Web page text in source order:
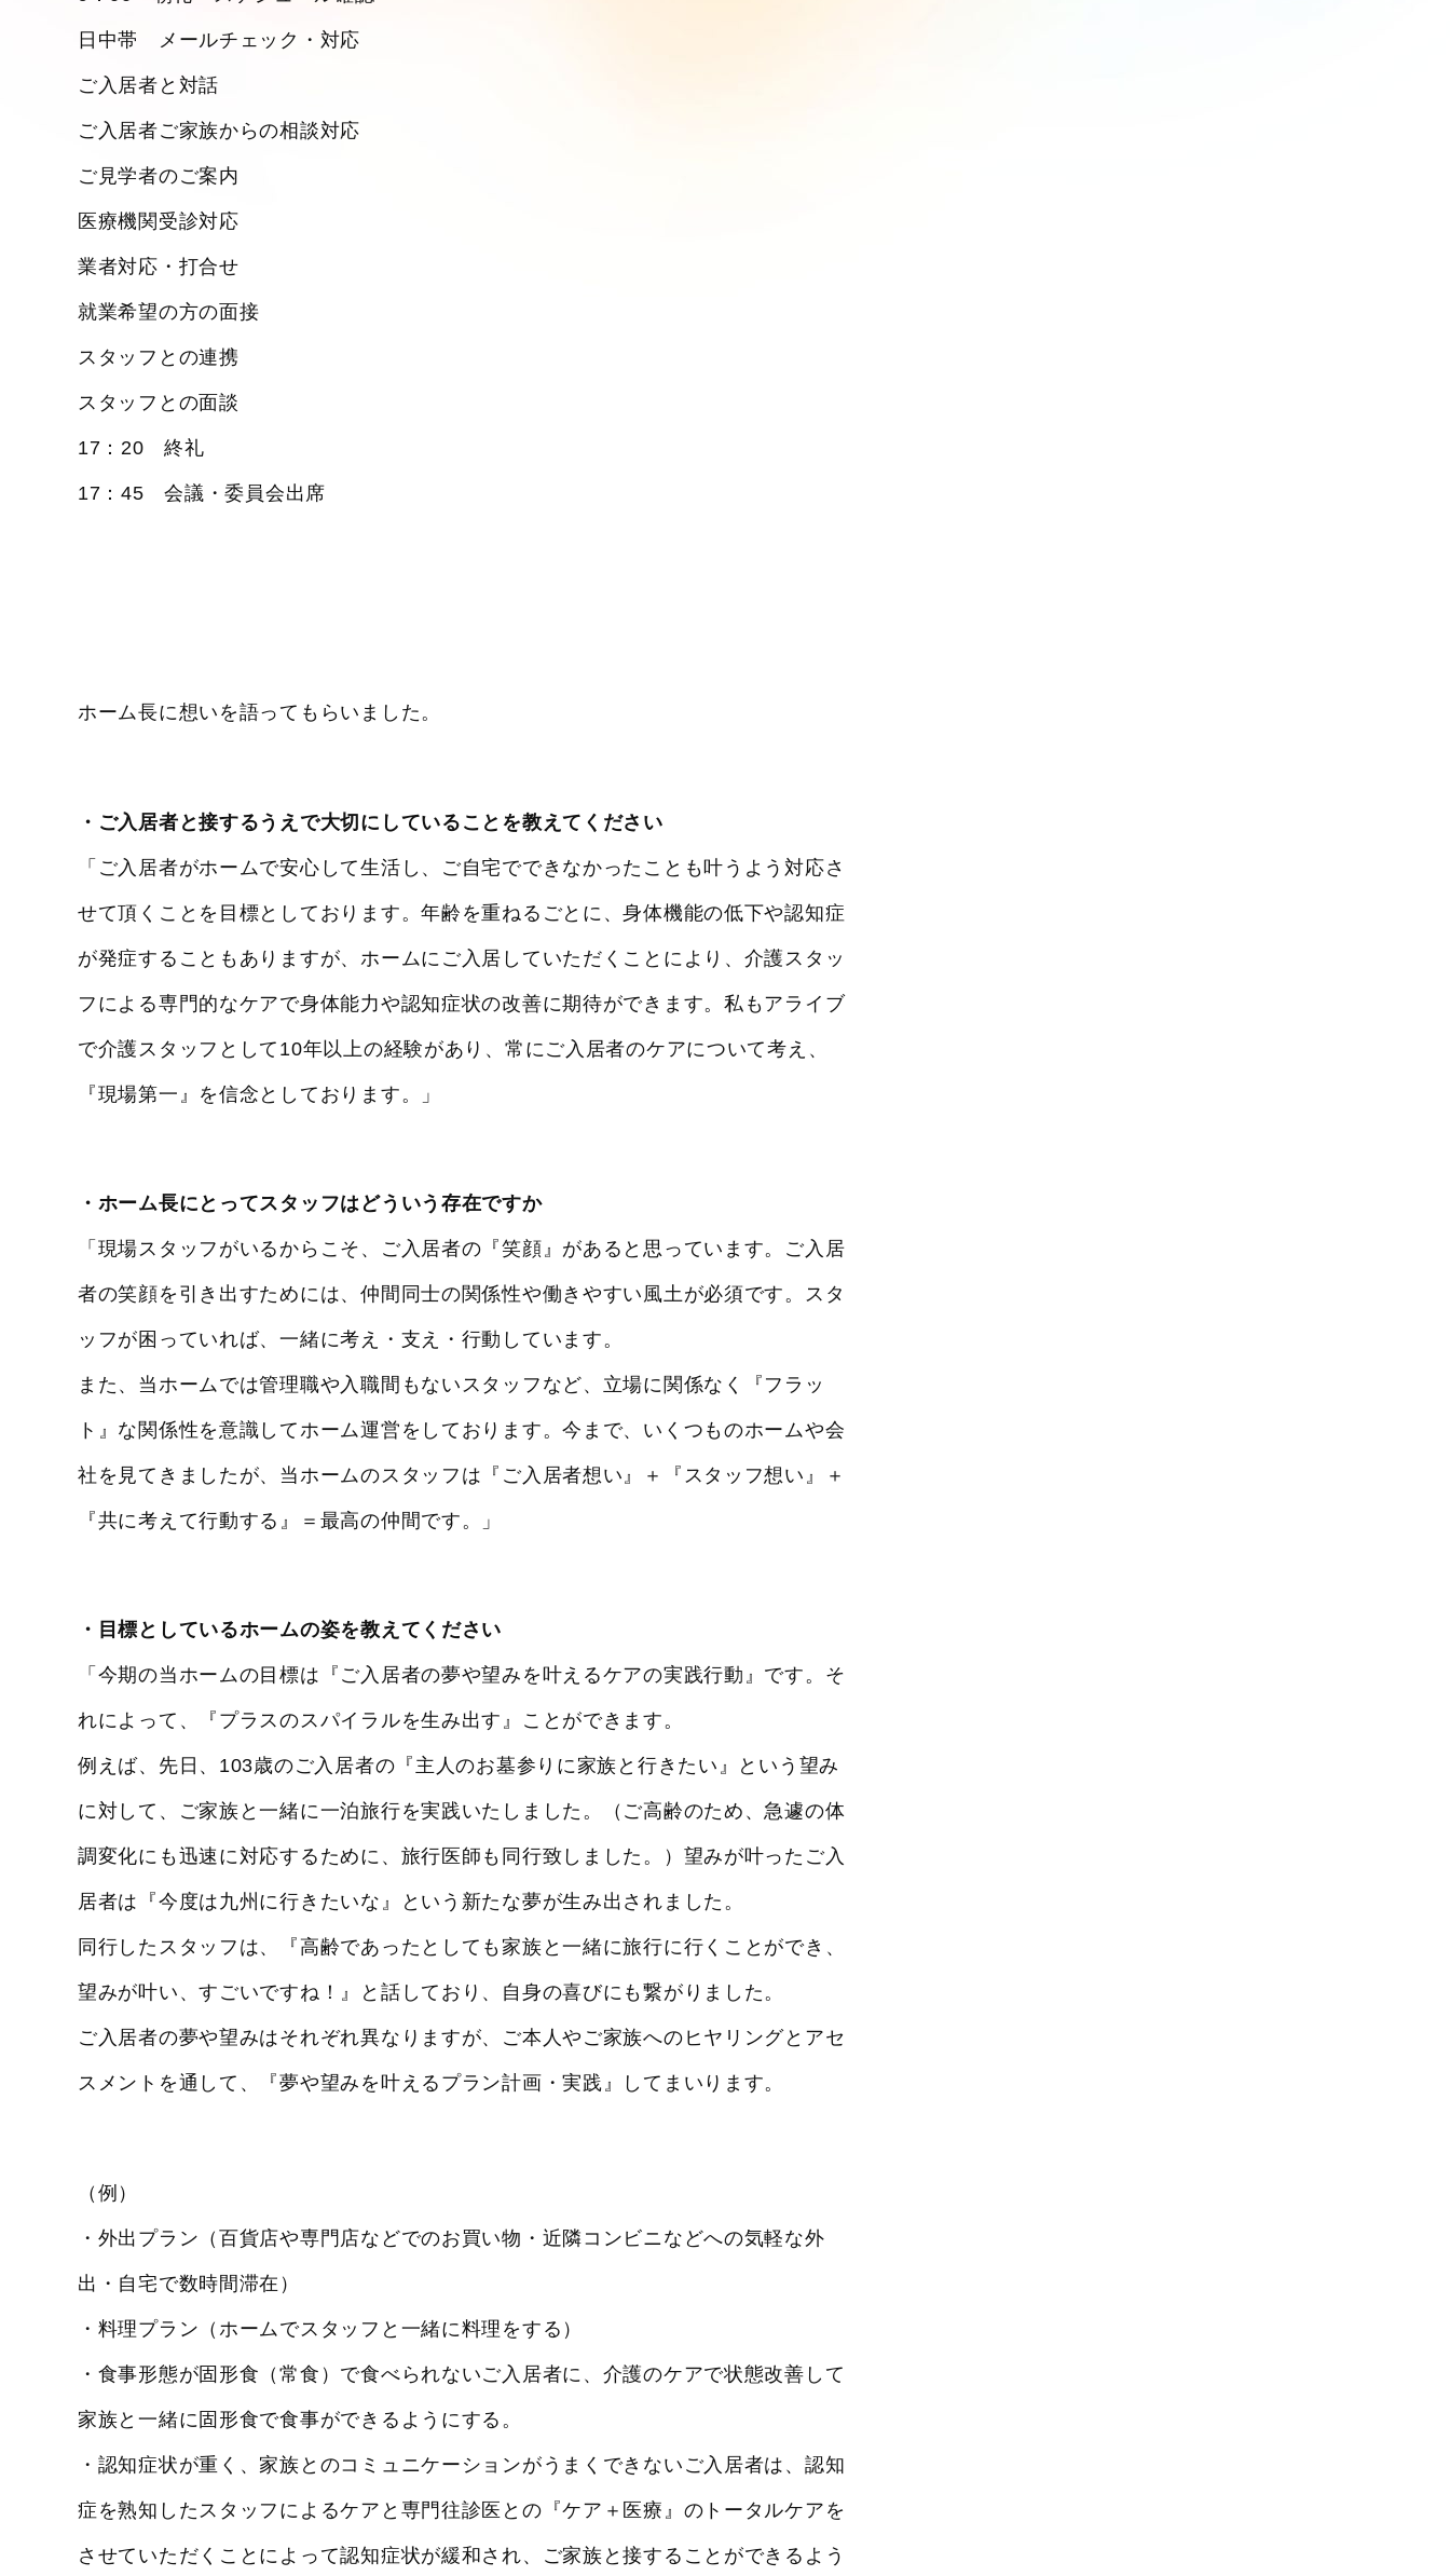
日中帯 メールチェック・対応
ご入居者と対話
ご入居者ご家族からの相談対応
ご見学者のご案内
医療機関受診対応
業者対応・打合せ
就業希望の方の面接
スタッフとの連携
スタッフとの面談
17：20 終礼
17：45 会議・委員会出席
ホーム長に想いを語ってもらいました。
・ご入居者と接するうえで大切にしていることを教えてください
「ご入居者がホームで安心して生活し、ご自宅でできなかったことも叶うよう対応さ
せて頂くことを目標としております。年齢を重ねるごとに、身体機能の低下や認知症
が発症することもありますが、ホームにご入居していただくことにより、介護スタッ
フによる専門的なケアで身体能力や認知症状の改善に期待ができます。私もアライブ
で介護スタッフとして10年以上の経験があり、常にご入居者のケアについて考え、
『現場第一』を信念としております。」
・ホーム長にとってスタッフはどういう存在ですか
「現場スタッフがいるからこそ、ご入居者の『笑顔』があると思っています。ご入居
者の笑顔を引き出すためには、仲間同士の関係性や働きやすい風土が必須です。スタ
ッフが困っていれば、一緒に考え・支え・行動しています。
また、当ホームでは管理職や入職間もないスタッフなど、立場に関係なく『フラッ
ト』な関係性を意識してホーム運営をしております。今まで、いくつものホームや会
社を見てきましたが、当ホームのスタッフは『ご入居者想い』＋『スタッフ想い』＋
『共に考えて行動する』＝最高の仲間です。」
・目標としているホームの姿を教えてください
「今期の当ホームの目標は『ご入居者の夢や望みを叶えるケアの実践行動』です。そ
れによって、『プラスのスパイラルを生み出す』ことができます。
例えば、先日、103歳のご入居者の『主人のお墓参りに家族と行きたい』という望み
に対して、ご家族と一緒に一泊旅行を実践いたしました。（ご高齢のため、急遽の体
調変化にも迅速に対応するために、旅行医師も同行致しました。）望みが叶ったご入
居者は『今度は九州に行きたいな』という新たな夢が生み出されました。
同行したスタッフは、『高齢であったとしても家族と一緒に旅行に行くことができ、
望みが叶い、すごいですね！』と話しており、自身の喜びにも繋がりました。
ご入居者の夢や望みはそれぞれ異なりますが、ご本人やご家族へのヒヤリングとアセ
スメントを通して、『夢や望みを叶えるプラン計画・実践』してまいります。
（例）
・外出プラン（百貨店や専門店などでのお買い物・近隣コンビニなどへの気軽な外
出・自宅で数時間滞在）
・料理プラン（ホームでスタッフと一緒に料理をする）
・食事形態が固形食（常食）で食べられないご入居者に、介護のケアで状態改善して
家族と一緒に固形食で食事ができるようにする。
・認知症状が重く、家族とのコミュニケーションがうまくできないご入居者は、認知
症を熟知したスタッフによるケアと専門往診医との『ケア＋医療』のトータルケアを
させていただくことによって認知症状が緩和され、ご家族と接することができるよう